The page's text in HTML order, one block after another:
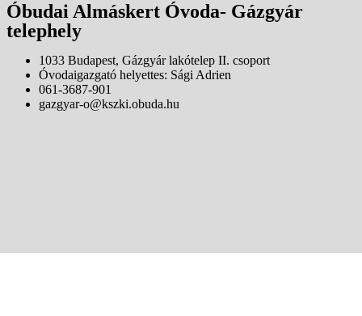
Óbudai Almáskert Óvoda- Gázgyár
telephely
1033 Budapest, Gázgyár lakótelep II. csoport
Óvodaigazgató helyettes: Sági Adrien
061-3687-901
gazgyar-o@kszki.obuda.hu